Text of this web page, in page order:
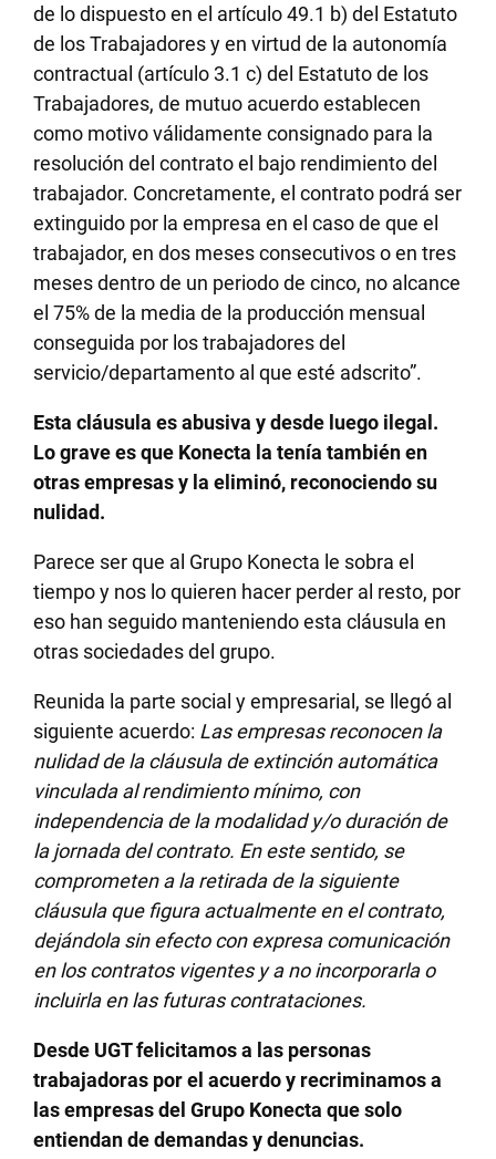
de lo dispuesto en el artículo 49.1 b) del Estatuto
de los Trabajadores y en virtud de la autonomía
contractual (artículo 3.1 c) del Estatuto de los
Trabajadores, de mutuo acuerdo establecen
como motivo válidamente consignado para la
resolución del contrato el bajo rendimiento del
trabajador. Concretamente, el contrato podrá ser
extinguido por la empresa en el caso de que el
trabajador, en dos meses consecutivos o en tres
meses dentro de un periodo de cinco, no alcance
el 75% de la media de la producción mensual
conseguida por los trabajadores del
servicio/departamento al que esté adscrito”.
Esta cláusula es abusiva y desde luego ilegal.
Lo grave es que Konecta la tenía también en
otras empresas y la eliminó, reconociendo su
nulidad.
Parece ser que al Grupo Konecta le sobra el
tiempo y nos lo quieren hacer perder al resto, por
eso han seguido manteniendo esta cláusula en
otras sociedades del grupo.
Reunida la parte social y empresarial, se llegó al
siguiente acuerdo: Las empresas reconocen la
nulidad de la cláusula de extinción automática
vinculada al rendimiento mínimo, con
independencia de la modalidad y/o duración de
la jornada del contrato. En este sentido, se
comprometen a la retirada de la siguiente
cláusula que figura actualmente en el contrato,
dejándola sin efecto con expresa comunicación
en los contratos vigentes y a no incorporarla o
incluirla en las futuras contrataciones.
Desde UGT felicitamos a las personas
trabajadoras por el acuerdo y recriminamos a
las empresas del Grupo Konecta que solo
entiendan de demandas y denuncias.